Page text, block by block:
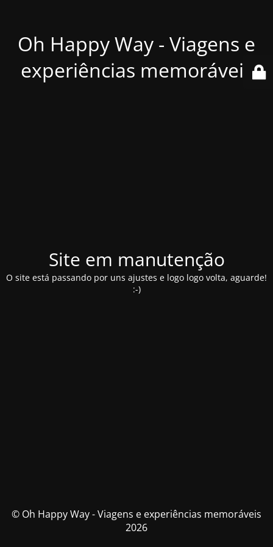
Oh Happy Way - Viagens e
experiências memoráveis
Site em manutenção
O site está passando por uns ajustes e logo logo volta, aguarde!
:-)
© Oh Happy Way - Viagens e experiências memoráveis
2026